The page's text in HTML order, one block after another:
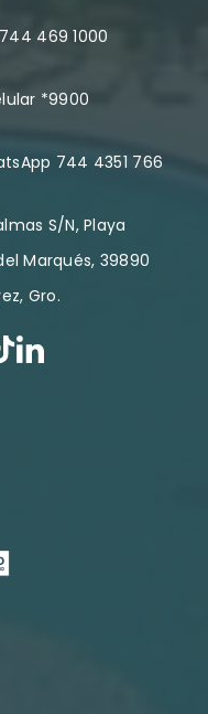
469 1000
*9900
744 4351 766
S/N, Playa
Marqués, 39890
Gro.